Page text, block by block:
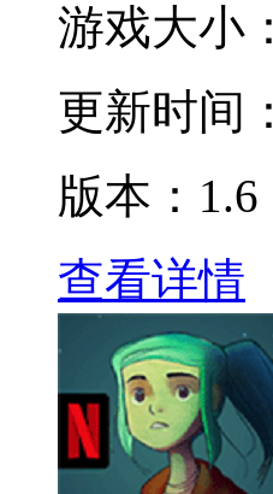
游戏大小：
更新时间：
版本：1.6
查看详情